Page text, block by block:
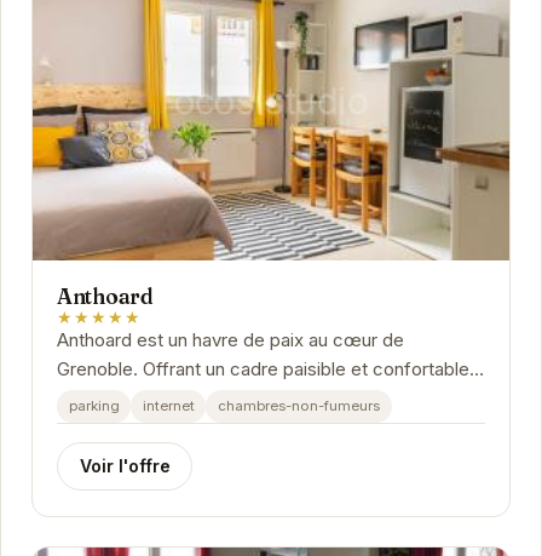
Anthoard
★★★★★
Anthoard est un havre de paix au cœur de
Grenoble. Offrant un cadre paisible et confortable,
il est idéal pour un séjour inoubliable.
parking internet chambres-non-fumeurs
Voir l'offre